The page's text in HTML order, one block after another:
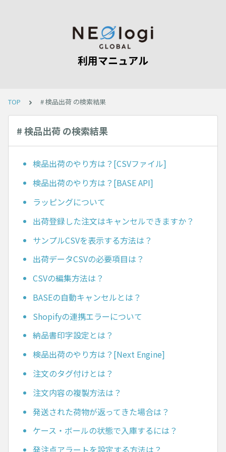
利用マニュアル
TOP # 検品出荷 の検索結果
# 検品出荷 の検索結果
検品出荷のやり方は？[CSVファイル]
検品出荷のやり方は？[BASE API]
ラッピングについて
出荷登録した注文はキャンセルできますか？
サンプルCSVを表示する方法は？
出荷データCSVの必要項目は？
CSVの編集方法は？
BASEの自動キャンセルとは？
Shopifyの連携エラーについて
納品書印字設定とは？
検品出荷のやり方は？[Next Engine]
注文のタグ付けとは？
注文内容の複製方法は？
発送された荷物が返ってきた場合は？
ケース・ボールの状態で入庫するには？
発注点アラートを設定する方法は？